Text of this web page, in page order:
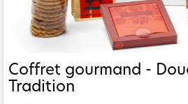
Coffret gourmand -
Tradition